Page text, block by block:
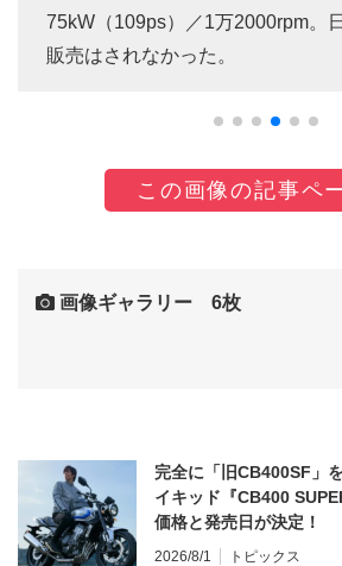
75kW（109ps）／1万2000rpm。
販売はされなかった。
この画像の記事ペ
画像ギャラリー 6枚
完全に「旧CB400SF」
イキッド『CB400
価格と発売日が決定！
2026/8/1 トピックス